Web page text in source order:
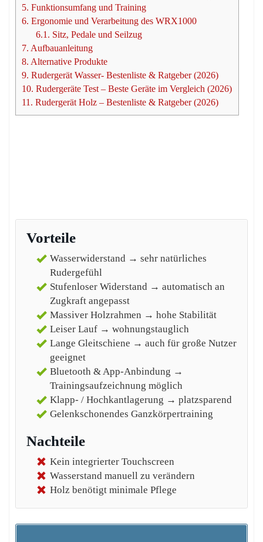
5. Funktionsumfang und Training
6. Ergonomie und Verarbeitung des WRX1000
6.1. Sitz, Pedale und Seilzug
7. Aufbauanleitung
8. Alternative Produkte
9. Rudergerät Wasser- Bestenliste & Ratgeber (2026)
10. Rudergeräte Test – Beste Geräte im Vergleich (2026)
11. Rudergerät Holz – Bestenliste & Ratgeber (2026)
Vorteile
Wasserwiderstand → sehr natürliches
Rudergefühl
Stufenloser Widerstand → automatisch an
Zugkraft angepasst
Massiver Holzrahmen → hohe Stabilität
Leiser Lauf → wohnungstauglich
Lange Gleitschiene → auch für große Nutzer
geeignet
Bluetooth & App-Anbindung →
Trainingsaufzeichnung möglich
Klapp- / Hochkantlagerung → platzsparend
Gelenkschonendes Ganzkörpertraining
Nachteile
Kein integrierter Touchscreen
Wasserstand manuell zu verändern
Holz benötigt minimale Pflege